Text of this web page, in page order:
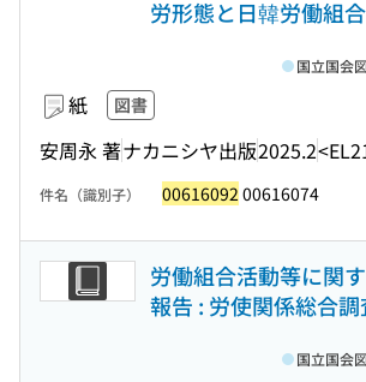
労形態と日韓労働組
紙 図書
安周永 著ナカニシヤ出版2025.2
国立国会
件名（識別子） 00616092 00616074
労働組合活動等に関
報告 : 労使関係総合
国立国会